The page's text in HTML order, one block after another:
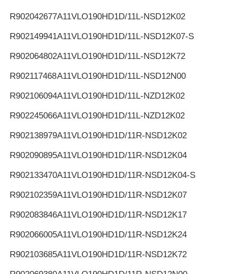
R902042677A11VLO190HD1D/11L-NSD12K02
R902149941A11VLO190HD1D/11L-NSD12K07-S
R902064802A11VLO190HD1D/11L-NSD12K72
R902117468A11VLO190HD1D/11L-NSD12N00
R902106094A11VLO190HD1D/11L-NZD12K02
R902245066A11VLO190HD1D/11L-NZD12K02
R902138979A11VLO190HD1D/11R-NSD12K02
R902090895A11VLO190HD1D/11R-NSD12K04
R902133470A11VLO190HD1D/11R-NSD12K04-S
R902102359A11VLO190HD1D/11R-NSD12K07
R902083846A11VLO190HD1D/11R-NSD12K17
R902066005A11VLO190HD1D/11R-NSD12K24
R902103685A11VLO190HD1D/11R-NSD12K72